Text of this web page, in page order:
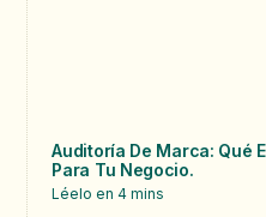
Auditoría De Marca: Qué
Para Tu Negocio.
Léelo en4 mins